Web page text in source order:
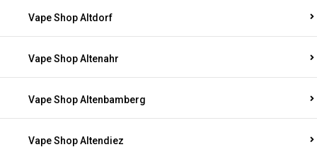
Vape Shop Altdorf
Vape Shop Altenahr
Vape Shop Altenbamberg
Vape Shop Altendiez